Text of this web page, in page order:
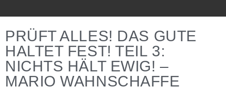
PRÜFT ALLES! DAS GUTE
HALTET FEST! TEIL 3:
NICHTS HÄLT EWIG! –
MARIO WAHNSCHAFFE